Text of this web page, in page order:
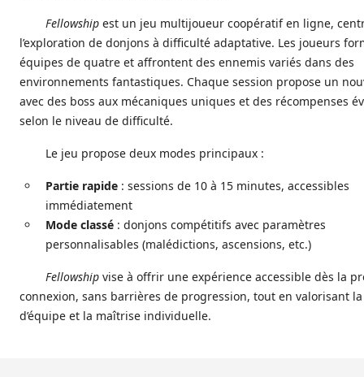
Fellowship est un jeu multijoueur coopératif en ligne,
l’exploration de donjons à difficulté adaptative. Les joueurs
équipes de quatre et affrontent des ennemis variés dans des
environnements fantastiques. Chaque session propose un
avec des boss aux mécaniques uniques et des récompenses
selon le niveau de difficulté.
Le jeu propose deux modes principaux :
Partie rapide : sessions de 10 à 15 minutes, accessibles
immédiatement
Mode classé : donjons compétitifs avec paramètres
personnalisables (malédictions, ascensions, etc.)
Fellowship vise à offrir une expérience accessible dès la
connexion, sans barrières de progression, tout en valorisant
d’équipe et la maîtrise individuelle.